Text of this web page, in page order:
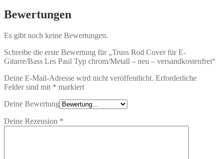
Bewertungen
Es gibt noch keine Bewertungen.
Schreibe die erste Bewertung für „Truss Rod Cover für E-
Gitarre/Bass Les Paul Typ chrom/Metall – neu – versandkostenfrei“
Deine E-Mail-Adresse wird nicht veröffentlicht. Erforderliche
Felder sind mit * markiert
Deine Bewertung
Deine Rezension *